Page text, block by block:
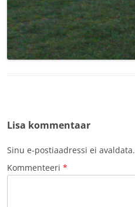
Lisa kommentaar
Sinu e-postiaadressi ei avaldata.
Kommenteeri *